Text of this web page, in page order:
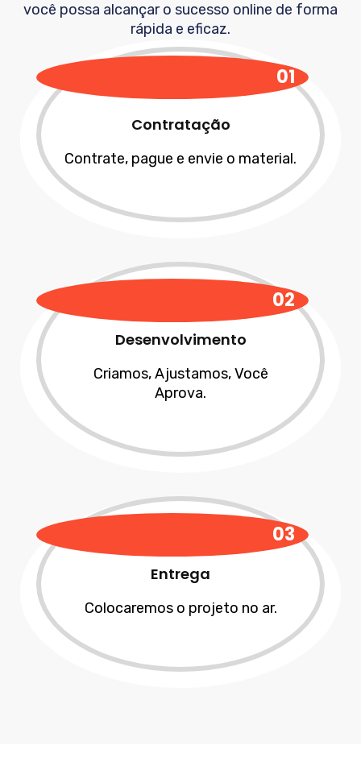
você possa alcançar o sucesso online de forma
rápida e eficaz.
01
Contratação
Contrate, pague e envie o material.
02
Desenvolvimento
Criamos, Ajustamos, Você
Aprova.
03
Entrega
Colocaremos o projeto no ar.